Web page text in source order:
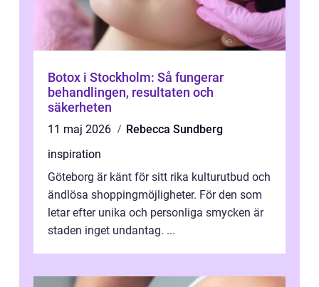
Botox i Stockholm: Så fungerar
behandlingen, resultaten och
säkerheten
11 maj 2026
Rebecca Sundberg
inspiration
Göteborg är känt för sitt rika kulturutbud och
ändlösa shoppingmöjligheter. För den som
letar efter unika och personliga smycken är
staden inget undantag. ...